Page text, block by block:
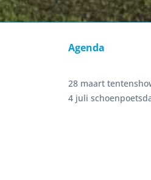
Agenda
28 maart
4 juli